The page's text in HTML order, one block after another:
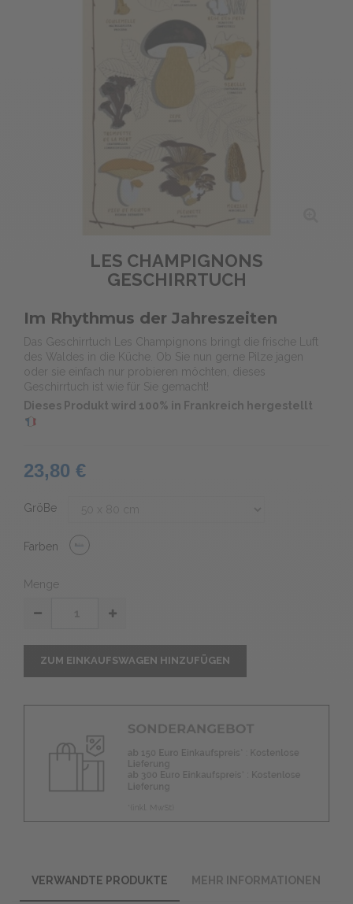
LES CHAMPIGNONS
GESCHIRRTUCH
Im Rhythmus der Jahreszeiten
Das Geschirrtuch Les Champignons bringt die frische Luft
des Waldes in die Küche. Ob Sie nun gerne Pilze jagen
oder sie einfach nur probieren möchten, dieses
Geschirrtuch ist wie für Sie gemacht!
Dieses Produkt wird 100% in Frankreich hergestellt
23,80 €
GröBe
Farben
Menge
ZUM EINKAUFSWAGEN HINZUFÜGEN
VERWANDTE PRODUKTE MEHR INFORMATIONEN